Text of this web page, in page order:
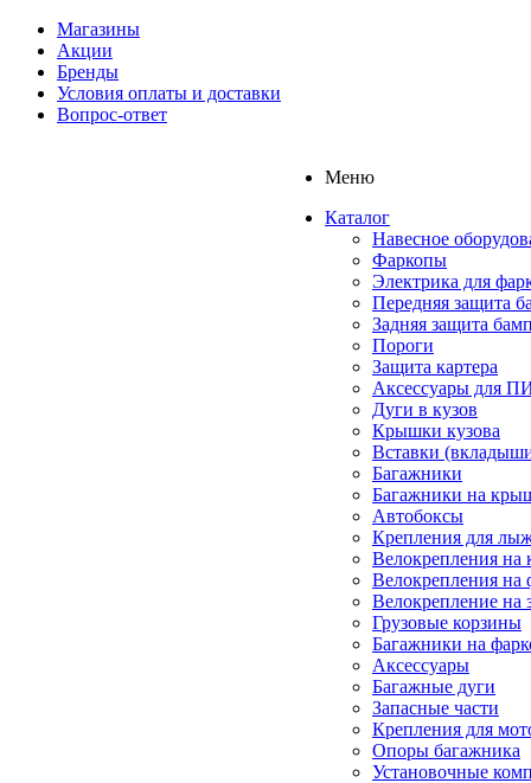
Магазины
Акции
Бренды
Условия оплаты и доставки
Вопрос-ответ
Меню
Каталог
Навесное
Фаркопы
Электрика для
Передняя защита
Задняя защита
Пороги
Защита картера
Аксессуары для
Дуги в кузов
Крышки кузова
Вставки
Багажники
Багажники на
Автобоксы
Крепления для
Велокрепления
Велокрепления на
Велокрепление на
Грузовые корзины
Багажники на
Аксессуары
Багажные дуги
Запасные части
Крепления для
Опоры багажника
Установочные